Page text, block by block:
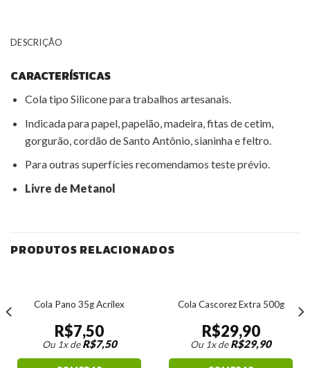
DESCRIÇÃO
CARACTERÍSTICAS
Cola tipo Silicone para trabalhos artesanais.
Indicada para papel, papelão, madeira, fitas de cetim,
gorgurão, cordão de Santo Antônio, sianinha e feltro.
Para outras superfícies recomendamos teste prévio.
Livre de Metanol
PRODUTOS RELACIONADOS
Cola Pano 35g Acrilex
R$7,50
Ou 1x deR$7,50
Cola Cascorez Extra 500g
R$29,90
Ou 1x deR$29,90